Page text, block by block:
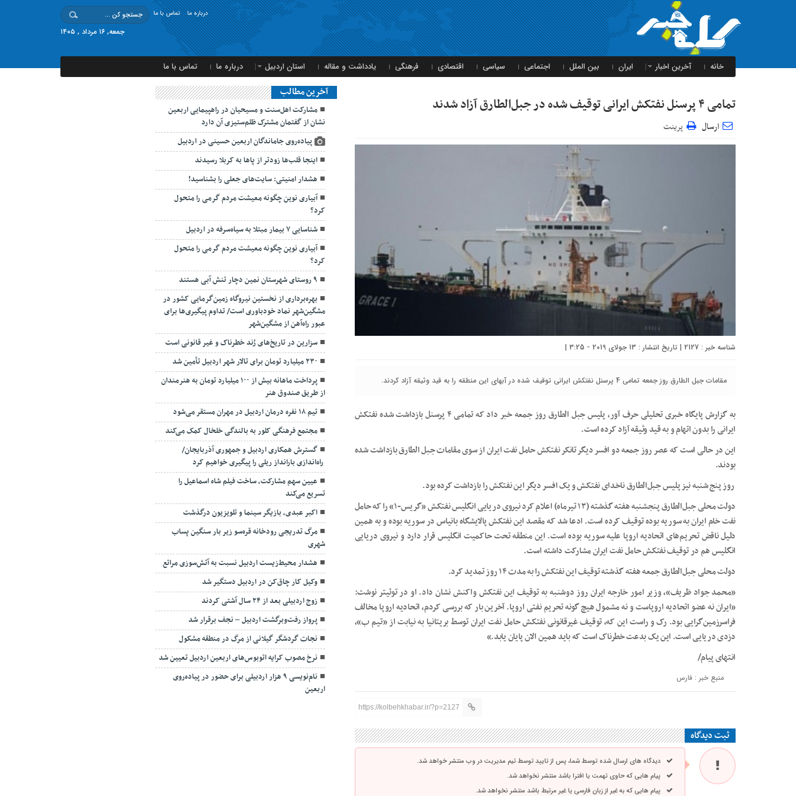
تماس با ما درباره ما
جمعه, ۱۶ مرداد , ۱۴۰۵
خانه آخرین اخبار ایران بین الملل اجتماعی سیاسی اقتصادی فرهنگی یادداشت و مقاله استان اردبیل درباره ما تماس با ما
تمامی ۴ پرسنل نفتکش ایرانی توقیف شده در جبل‌الطارق آزاد شدند
ارسال پرینت
شناسه خبر : 2127 | تاریخ انتشار : 13 جولای 2019 - 3:25 |
مقامات جبل الطارق روز جمعه تمامی 4 پرسنل نفتکش ایرانی توقیف شده در‌ آبهای این منطقه را به قید وثیقه آزاد کردند.
به گزارش پایگاه خبری تحلیلی حرف آور، پلیس جبل الطارق روز جمعه خبر داد که تمامی ۴ پرسنل بازداشت شده نفتکش
ایرانی را بدون اتهام و به قید وثیقه آزاد کرده است.
این در حالی است که عصر روز جمعه دو افسر دیگر تانکر نفتکش حامل نفت ایران از سوی مقامات جبل الطارق بازداشت شده
بودند.
روز پنج شنبه نیز پلیس جبل‌الطارق ناخدای نفتکش و یک افسر دیگر این نفتکش را بازداشت کرده بود.
دولت محلی جبل‌الطارق پنجشنبه هفته گذشته (۱۳ تیرماه) اعلام کرد نیروی دریایی انگلیس نفتکش «گریس-۱» را که حامل
نفت خام ایران به سوریه بوده توقیف کرده است. ادعا شد که مقصد این نفتکش پالایشگاه بانیاس در سوریه بوده و به همین
دلیل ناقض تحریم‌های اتحادیه اروپا علیه سوریه بوده است. این منطقه تحت حاکمیت انگلیس قرار دارد و نیروی دریایی
انگلیس هم در توقیف نفتکش حامل نفت ایران مشارکت داشته است.
دولت محلی جبل‌الطارق جمعه هفته گذشته توقیف این نفتکش را به مدت ۱۴ روز تمدید کرد.
«محمد جواد ظریف»، وزیر امور خارجه ایران روز دوشنبه به توقیف این نفتکش واکنش نشان داد. او در توئیتر نوشت:
«ایران نه عضو اتحادیه اروپاست و نه مشمول هیچ گونه تحریم نفتی اروپا. آخرین بار که بررسی کردم، اتحادیه اروپا مخالف
فراسرزمین‌گرایی بود. رک و راست این که، توقیف غیرقانونی نفتکش حامل نفت ایران توسط بریتانیا به نیابت از «تیم ب»،
دزدی دریایی است. این یک بدعت خطرناک است که باید همین الان پایان یابد.»
انتهای پیام/
منبع خبر : فارس
https://kolbehkhabar.ir/?p=2127
ثبت دیدگاه
دیدگاه های ارسال شده توسط شما، پس از تایید توسط تیم مدیریت در وب منتشر خواهد شد.
پیام هایی که حاوی تهمت یا افترا باشد منتشر نخواهد شد.
پیام هایی که به غیر از زبان فارسی یا غیر مرتبط باشد منتشر نخواهد شد.
آخرین مطالب
مشارکت اهل‌سنت و مسیحیان در راهپیمایی اربعین
نشان از گفتمان مشترک ظلم‌ستیزی آن دارد
پیاده‌روی جاماندگان اربعین حسینی در اردبیل
اینجا قلب‌ها زودتر از پاها به کربلا رسیدند
هشدار امنیتی: سایت‌های جعلی را بشناسید!
آبیاری نوین چگونه معیشت مردم گرمی را متحول
کرد؟
شناسایی ۷ بیمار مبتلا به سیاه‌سرفه در اردبیل
آبیاری نوین چگونه معیشت مردم گرمی را متحول
کرد؟
۹ روستای شهرستان نمین دچار تنش آبی هستند
بهره‌برداری از نخستین نیروگاه زمین‌گرمایی کشور در
مشگین‌شهر نماد خودباوری است/ تداوم پیگیری‌ها برای
عبور راه‌آهن از مشگین‌شهر
سزارین در تاریخ‌های رُند خطرناک و غیر قانونی است
۲۳۰ میلیارد تومان برای تالار شهر اردبیل تأمین شد
پرداخت ماهانه بیش از ۱۰۰ میلیارد تومان به هنرمندان
از طریق صندوق هنر
تیم ۱۸ نفره درمان اردبیل در مهران مستقر می‌شود
مجتمع فرهنگی کلور به بالندگی خلخال کمک می‌کند
گسترش همکاری اردبیل و جمهوری آذربایجان/
راه‌اندازی بارانداز ریلی را پیگیری خواهیم کرد
عیین سهم مشارکت، ساخت فیلم شاه‌ اسماعیل را
تسریع می‌کند
اکبر عبدی، بازیگر سینما و تلویزیون درگذشت
مرگ تدریجی رودخانه قره‌سو زیر بار سنگین پساب
شهری
هشدار محیط‌زیست اردبیل نسبت به آتش‌سوزی مراتع
وکیل کار چاق‌کن در اردبیل دستگیر شد
زوج اردبیلی بعد از ۲۴ سال آشتی کردند
پرواز رفت‌وبرگشت اردبیل – نجف برقرار شد
نجات گردشگر گیلانی از مرگ در منطقه مشکول
نرخ مصوب کرایه اتوبوس‌های اربعین اردبیل تعیین شد
نام‌نویسی ۹ هزار اردبیلی برای حضور در پیاده‌روی
اربعین